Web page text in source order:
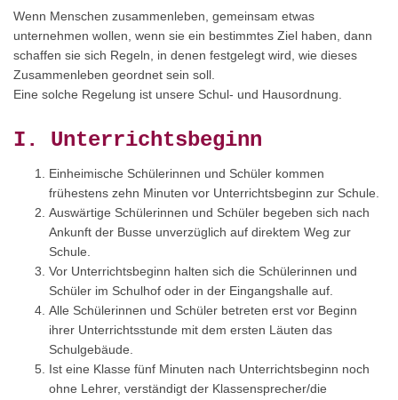
Wenn Menschen zusammenleben, gemeinsam etwas
unternehmen wollen, wenn sie ein bestimmtes Ziel haben, dann
schaffen sie sich Regeln, in denen festgelegt wird, wie dieses
Zusammenleben geordnet sein soll.
Eine solche Regelung ist unsere Schul- und Hausordnung.
I. Unterrichtsbeginn
Einheimische Schülerinnen und Schüler kommen
frühestens zehn Minuten vor Unterrichtsbeginn zur Schule.
Auswärtige Schülerinnen und Schüler begeben sich nach
Ankunft der Busse unverzüglich auf direktem Weg zur
Schule.
Vor Unterrichtsbeginn halten sich die Schülerinnen und
Schüler im Schulhof oder in der Eingangshalle auf.
Alle Schülerinnen und Schüler betreten erst vor Beginn
ihrer Unterrichtsstunde mit dem ersten Läuten das
Schulgebäude.
Ist eine Klasse fünf Minuten nach Unterrichtsbeginn noch
ohne Lehrer, verständigt der Klassensprecher/die